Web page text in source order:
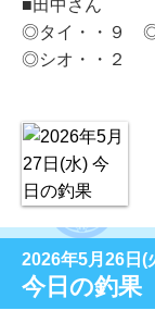
■田中さん
◎タイ・・９
◎シオ・・２
2026年5月26日(
今日の釣果